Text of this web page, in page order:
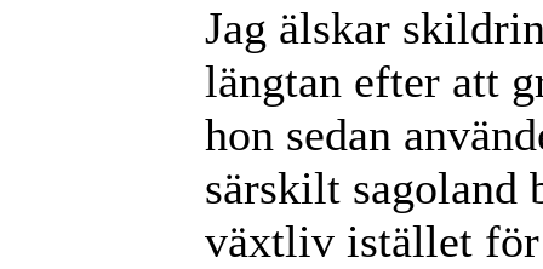
Jag älskar
längtan efter att
hon sedan
särskilt sagoland
växtliv istället